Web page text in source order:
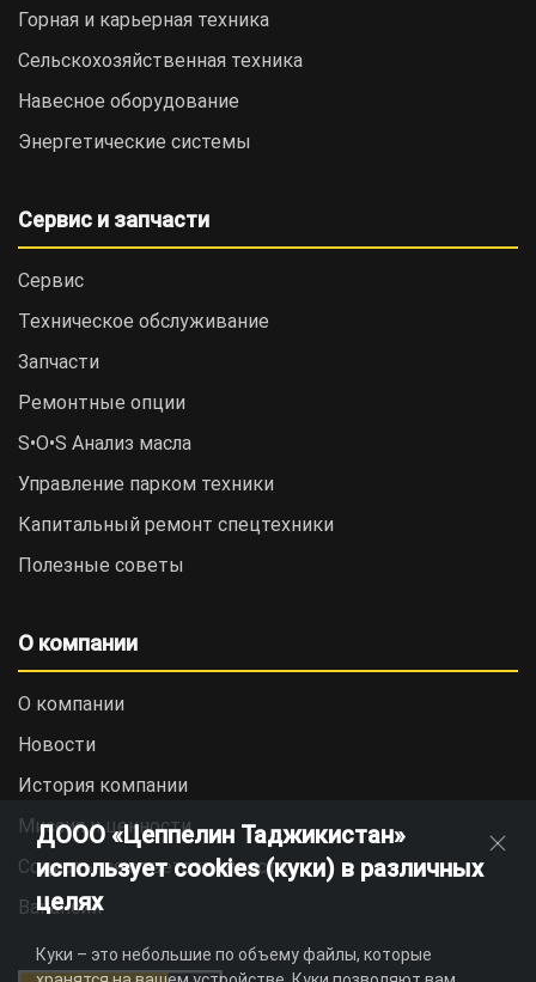
Горная и карьерная техника
Сельскохозяйственная техника
Навесное оборудование
Энергетические системы
Сервис и запчасти
Сервис
Техническое обслуживание
Запчасти
Ремонтные опции
S•O•S Анализ масла
Управление парком техники
Капитальный ремонт спецтехники
Полезные советы
О компании
О компании
Новости
История компании
Миссия и ценности
Социальная ответственность
Вакансии
ДООО «Цеппелин Таджикистан»
использует cookies (куки) в различных
целях
Куки – это небольшие по объему файлы, которые